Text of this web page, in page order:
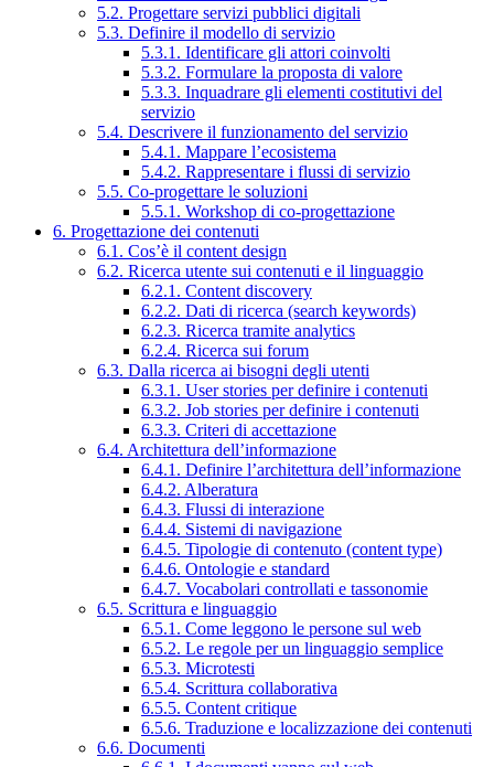
5.2. Progettare servizi pubblici digitali
5.3. Definire il modello di servizio
5.3.1. Identificare gli attori coinvolti
5.3.2. Formulare la proposta di valore
5.3.3. Inquadrare gli elementi costitutivi del
servizio
5.4. Descrivere il funzionamento del servizio
5.4.1. Mappare l’ecosistema
5.4.2. Rappresentare i flussi di servizio
5.5. Co-progettare le soluzioni
5.5.1. Workshop di co-progettazione
6. Progettazione dei contenuti
6.1. Cos’è il content design
6.2. Ricerca utente sui contenuti e il linguaggio
6.2.1. Content discovery
6.2.2. Dati di ricerca (search keywords)
6.2.3. Ricerca tramite analytics
6.2.4. Ricerca sui forum
6.3. Dalla ricerca ai bisogni degli utenti
6.3.1. User stories per definire i contenuti
6.3.2. Job stories per definire i contenuti
6.3.3. Criteri di accettazione
6.4. Architettura dell’informazione
6.4.1. Definire l’architettura dell’informazione
6.4.2. Alberatura
6.4.3. Flussi di interazione
6.4.4. Sistemi di navigazione
6.4.5. Tipologie di contenuto (content type)
6.4.6. Ontologie e standard
6.4.7. Vocabolari controllati e tassonomie
6.5. Scrittura e linguaggio
6.5.1. Come leggono le persone sul web
6.5.2. Le regole per un linguaggio semplice
6.5.3. Microtesti
6.5.4. Scrittura collaborativa
6.5.5. Content critique
6.5.6. Traduzione e localizzazione dei contenuti
6.6. Documenti